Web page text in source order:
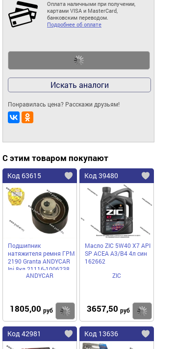
Оплата наличными при получении,
картами VISA и MasterCard,
банковским переводом.
Подробнее об оплате
Искать аналоги
Понравилась цена? Расскажи друзьям!
С этим товаром покупают
Код 63615
Подшипник
натяжителя ремня ГРМ
2190 Granta ANDYCAR
Inj 8кл 21116-1006238
ANDYCAR
1805,00 руб Купить
Код 39480
Масло ZIC 5W40 X7 API
SP ACEA A3/B4 4л син
162662
ZIC
3657,50 руб
Код 42981 Код 13636